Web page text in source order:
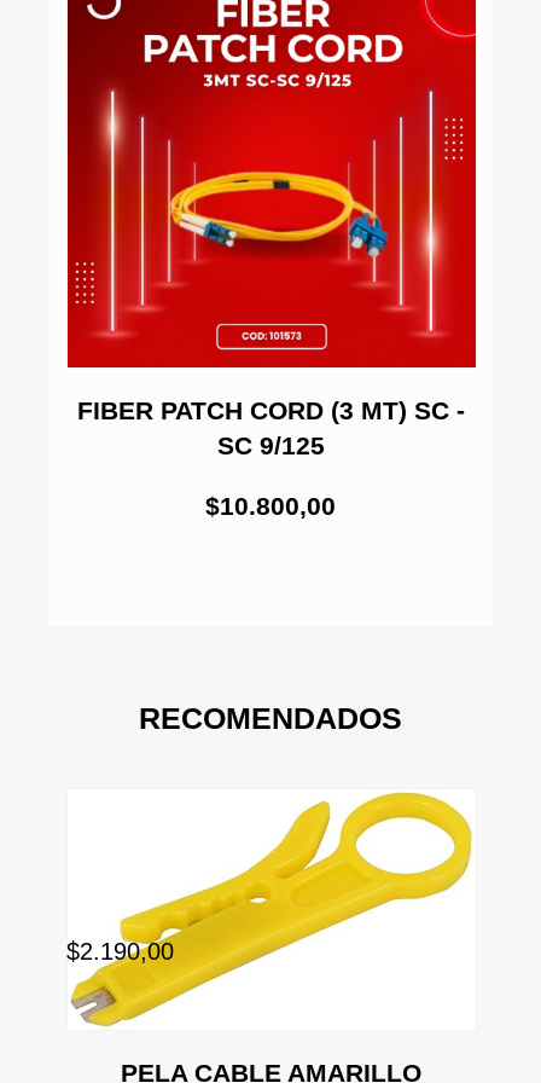
FIBER PATCH CORD (3 MT) SC -
SC 9/125
$10.800,00
RECOMENDADOS
PELA CABLE AMARILLO
$2.190,00